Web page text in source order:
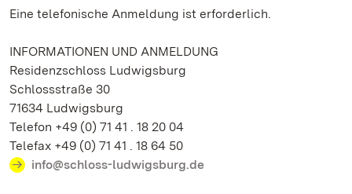
Eine telefonische Anmeldung ist erforderlich.
INFORMATIONEN UND ANMELDUNG
Residenzschloss Ludwigsburg
Schlossstraße 30
71634 Ludwigsburg
Telefon +49 (0) 71 41 . 18 20 04
Telefax +49 (0) 71 41 . 18 64 50
info@schloss-ludwigsburg.de